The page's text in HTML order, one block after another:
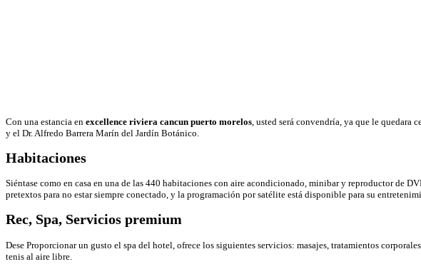
Con una estancia en excellence riviera cancun puerto morelos , usted será convendría, ya que le
y el Dr. Alfredo Barrera Marín del Jardín Botánico.
Habitaciones
Siéntase como en casa en una de las 440 habitaciones con aire acondicionado, minibar y reproductor de
pretextos para no estar siempre conectado, y la programación por satélite está disponible para su
Rec, Spa, Servicios premium
Dese Proporcionar un gusto el spa del hotel, ofrece los siguientes servicios: masajes, tratamientos
tenis al aire libre.